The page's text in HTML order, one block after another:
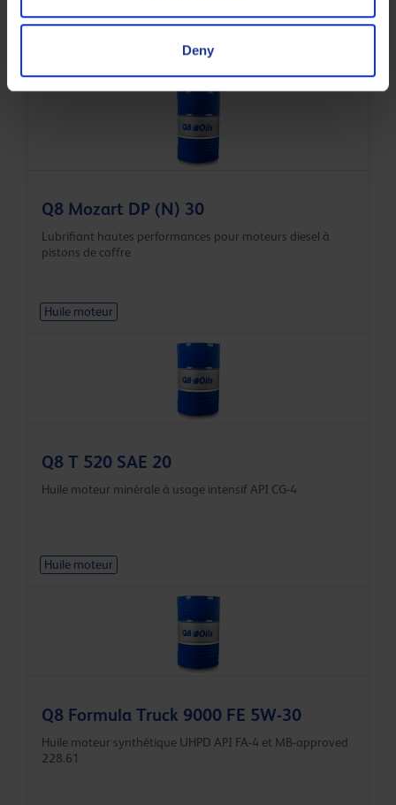
Deny
Q8 Mozart DP (N) 30
Lubrifiant hautes performances pour moteurs diesel à
pistons de coffre
Huile moteur
Q8 T 520 SAE 20
Huile moteur minérale à usage intensif API CG-4
Huile moteur
Q8 Formula Truck 9000 FE 5W-30
Huile moteur synthétique UHPD API FA-4 et MB-approved
228.61